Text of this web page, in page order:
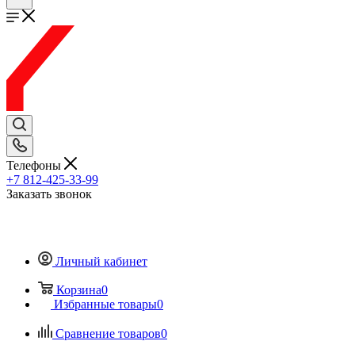
Телефоны
+7 812-425-33-99
Заказать звонок
Личный кабинет
Корзина0
Избранные товары0
Сравнение товаров0